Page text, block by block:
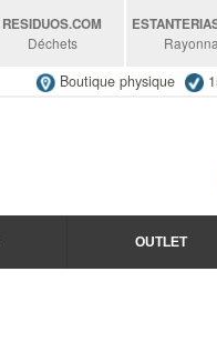
RESIDUOS.COM
Déchets
Boutique physique
OUTLET